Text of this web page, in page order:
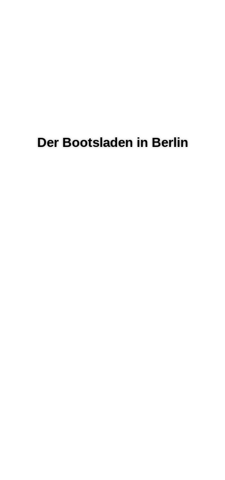
Der Bootsladen in Berlin